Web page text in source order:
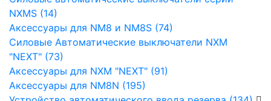
NXMS (14)
Аксессуары для NM8 и NM8S (74)
Силовые Автоматические выключатели NXM
"NEXT" (73)
Аксессуары для NXM "NEXT" (91)
Аксессуары для NM8N (195)